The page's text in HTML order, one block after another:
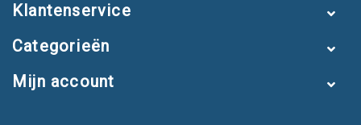
Klantenservice
Categorieën
Mijn account